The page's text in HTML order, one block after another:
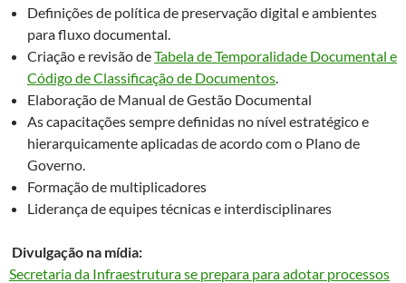
Definições de política de preservação digital e ambientes
para fluxo documental.
Criação e revisão deTabela de Temporalidade Documental e
Código de Classificação de Documentos
Elaboração de Manual de Gestão Documental
As capacitações sempre definidas no nível estratégico e
hierarquicamente aplicadas de acordo com o Plano de
Governo.
Formação de multiplicadores
Liderança de equipes técnicas e interdisciplinares
Divulgação na mídia:
Secretaria da Infraestrutura se prepara para adotar processos